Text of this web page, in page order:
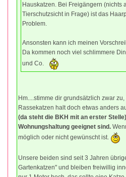
Hauskatzen. Bei Freigängern (nichts
Tierschutzsicht in Frage) ist das
Problem.
Ansonsten kann ich meinen
Da kommen noch viel schlimmere
und Co.
Hm....stimme dir grundsätzlich zwar
Rassekatzen halt doch etwas anders
(da steht die BKH mit an erster
Wohnungshaltung geeignet sind.
möglich oder nicht gewünscht ist.
Unsere beiden sind seit 3 Jahren
Gartenkatzen" und bleiben freiwillig